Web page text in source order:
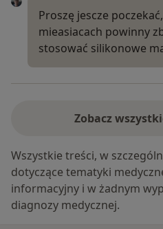
Proszę jescze
mieasiacach powinny
stosować silikonowe
Zobacz
Wszystkie treści, w
dotyczące tematyki
informacyjny i w żadnym
diagnozy medycznej.